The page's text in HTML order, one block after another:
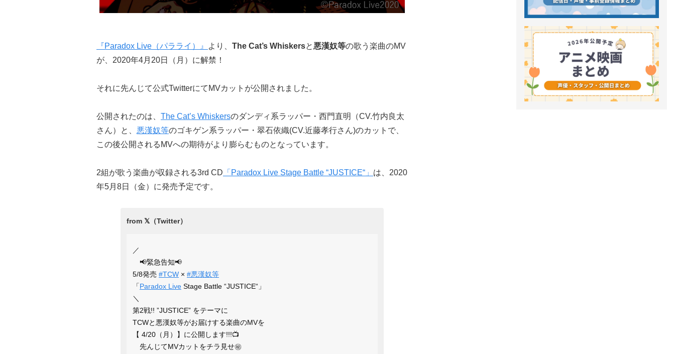
『Paradox Live（パラライ）』 より、 The Cat’s Whiskersと 悪漢奴等の歌う楽曲のMV
が、2020年4月20日（月）に解禁！
それに先んじて公式TwitterにてMVカットが公開されました。
公開されたのは、 The Cat’s Whiskersのダンディ系ラッパー・西門直明（CV.竹内良太
さん）と、 悪漢奴等のゴキゲン系ラッパー・翠石依織(CV.近藤孝行さん)のカットで、
この後公開されるMVへの期待がより膨らむものとなっています。
2組が歌う楽曲が収録される3rd CD 「Paradox Live Stage Battle “JUSTICE“」 は、2020
年5月8日（金）に発売予定です。
／
📢緊急告知📢
5/8発売 #TCW × #悪漢奴等
「Paradox Live Stage Battle “JUSTICE“」
＼
第2戦!! ”JUSTICE” をテーマに
TCWと悪漢奴等がお届けする楽曲のMVを
【 4/20（月）】に公開します!!!📺
先んじてMVカットをチラ見せ㊙